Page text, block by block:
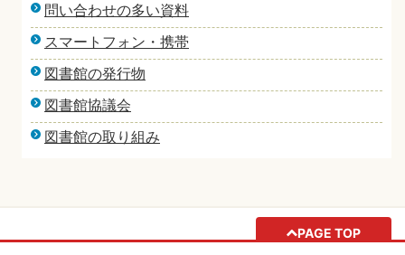
問い合わせの多い資料
スマートフォン・携帯
図書館の発行物
図書館協議会
図書館の取り組み
PAGE TOP